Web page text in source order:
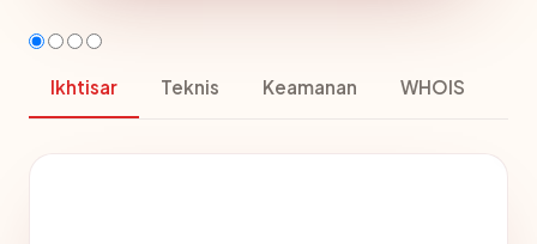
Ikhtisar Teknis Keamanan WHOIS